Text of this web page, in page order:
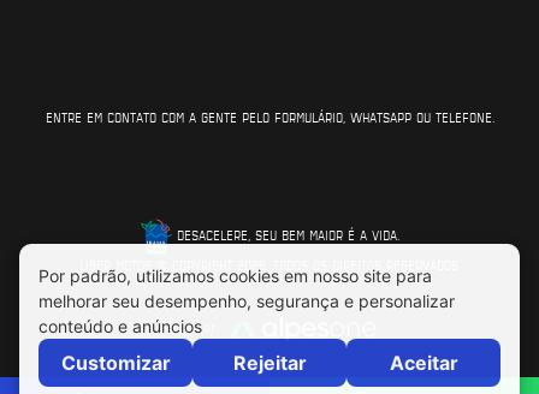
ENTRE EM CONTATO COM A GENTE PELO FORMULÁRIO, WHATSAPP OU TELEFONE.
DESACELERE, SEU BEM MAIOR É A VIDA.
Feito por: